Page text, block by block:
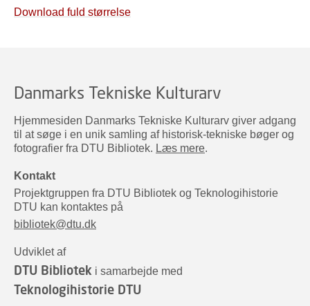
Download fuld størrelse
Danmarks Tekniske Kulturarv
Hjemmesiden Danmarks Tekniske Kulturarv giver adgang
til at søge i en unik samling af historisk-tekniske bøger og
fotografier fra DTU Bibliotek. Læs mere.
Kontakt
Projektgruppen fra DTU Bibliotek og Teknologihistorie
DTU kan kontaktes på
bibliotek@dtu.dk
Udviklet af
DTU Bibliotek i samarbejde med
Teknologihistorie DTU